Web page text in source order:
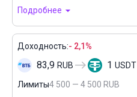
Подробнее
Доходность:- 2,1%
83,9 RUB 1 USDT
Лимиты4 500 — 4 500 RUB